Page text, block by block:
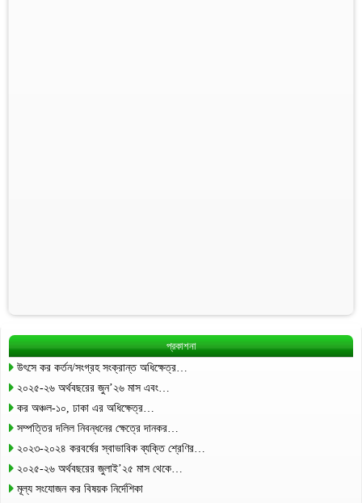
প্রকাশনা
উৎসে কর কর্তন/সংগ্রহ সংক্রান্ত অধিক্ষেত্র…
২০২৫-২৬ অর্থবছরের জুন’২৬ মাস এবং…
কর অঞ্চল-১০, ঢাকা এর অধিক্ষেত্র…
সম্পত্তির দলিল নিবন্ধনের ক্ষেত্রে দানকর…
২০২৩-২০২৪ করবর্ষের স্বাভাবিক ব্যক্তি শ্রেণির…
২০২৫-২৬ অর্থবছরের জুলাই’২৫ মাস থেকে…
মূল্য সংযোজন কর বিষয়ক নির্দেশিকা